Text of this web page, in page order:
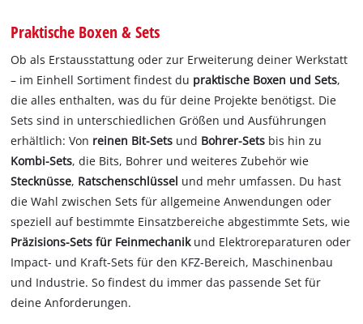
Praktische Boxen & Sets
Ob als Erstausstattung oder zur Erweiterung deiner Werkstatt
– im Einhell Sortiment findest du praktische Boxen und Sets,
die alles enthalten, was du für deine Projekte benötigst. Die
Sets sind in unterschiedlichen Größen und Ausführungen
erhältlich: Von reinen Bit-Sets und Bohrer-Sets bis hin zu
Kombi-Sets, die Bits, Bohrer und weiteres Zubehör wie
Stecknüsse, Ratschenschlüssel und mehr umfassen. Du hast
die Wahl zwischen Sets für allgemeine Anwendungen oder
speziell auf bestimmte Einsatzbereiche abgestimmte Sets, wie
Präzisions-Sets für Feinmechanikund Elektroreparaturen oder
Impact- und Kraft-Sets für den KFZ-Bereich, Maschinenbau
und Industrie. So findest du immer das passende Set für
deine Anforderungen.